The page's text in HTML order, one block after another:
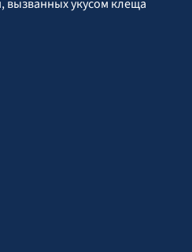
вызванных укусом клеща